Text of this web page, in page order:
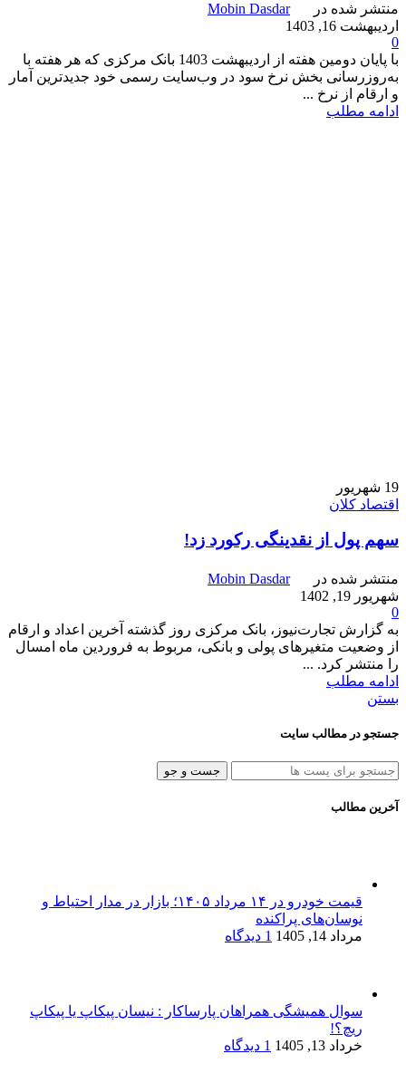
منتشر شده در
Mobin Dasdar
اردیبهشت 16, 1403
0
با پایان دومین هفته از اردیبهشت 1403 بانک مرکزی که هر هفته با
به‌روزرسانی بخش نرخ سود در وب‌سایت رسمی خود جدیدترین آمار
و ارقام از نرخ ...
ادامه مطلب
19 شهریور
اقتصاد کلان
سهم پول از نقدینگی رکورد زد!
منتشر شده در
Mobin Dasdar
شهریور 19, 1402
0
به گزارش تجارت‌نیوز، بانک مرکزی روز گذشته آخرین اعداد و ارقام
از وضعیت متغیرهای پولی و بانکی، مربوط به فروردین ماه امسال
را منتشر کرد. ...
ادامه مطلب
بستن
جستجو در مطالب سایت
جست و جو
آخرین مطالب
قیمت خودرو در ۱۴ مرداد ۱۴۰۵؛ بازار در مدار احتیاط و
نوسان‌های پراکنده
مرداد 14, 1405
1 دیدگاه
سوال همیشگی همراهان پارساکار : نیسان پیکاپ یا پیکاپ
ریچ؟!
خرداد 13, 1405
1 دیدگاه